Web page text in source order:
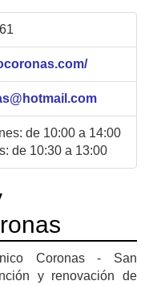
de 10:00 a 14:00
de 10:30 a 13:00
Coronas - San
y renovación de